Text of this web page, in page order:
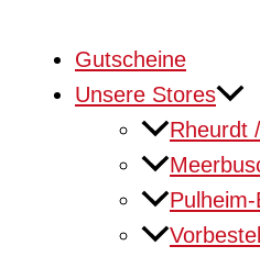
Gutscheine
Unsere Stores
Rheurdt